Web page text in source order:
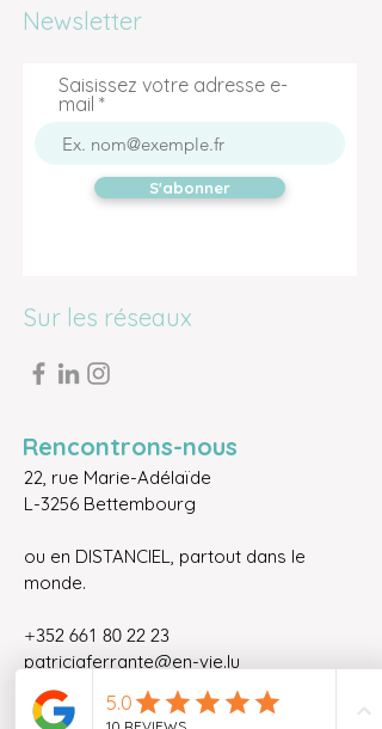
Newsletter
Saisissez votre adresse e-
mail
S'abonner
Sur les réseaux
Rencontrons-nous
22, rue Marie-Adélaïde
L-3256 Bettembourg
ou en DISTANCIEL, partout dans le
monde.
+352 661 80 22 23
patriciaferrante@en-vie.lu